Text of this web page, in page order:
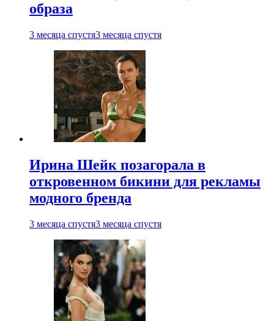
образа
3 месяца спустя3 месяца спустя
Ирина Шейк позагорала в
откровенном бикини для рекламы
модного бренда
3 месяца спустя3 месяца спустя